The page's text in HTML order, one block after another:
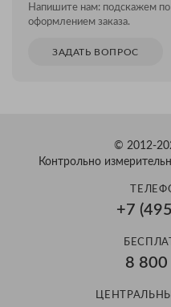
Напишите нам: подскажем
оформлением заказа.
ЗАДАТЬ ВОПРОС
© 2012-
Контрольно
+7
8